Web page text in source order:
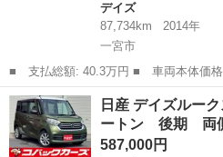
デイズ
87,734km
2014年
一宮市
■ 支払総額: 40.3万円 ■ 車両本体価格： 368,000 円 ■ メーカー
名： 日産 ■ 車種名： デイズ ■
周囲カメラ ナビ ＴＶ スマートキ
動格納ミラー...
愛知 一宮市 デイズ
日産 デイズルー
ートン 後期 両
587,000円